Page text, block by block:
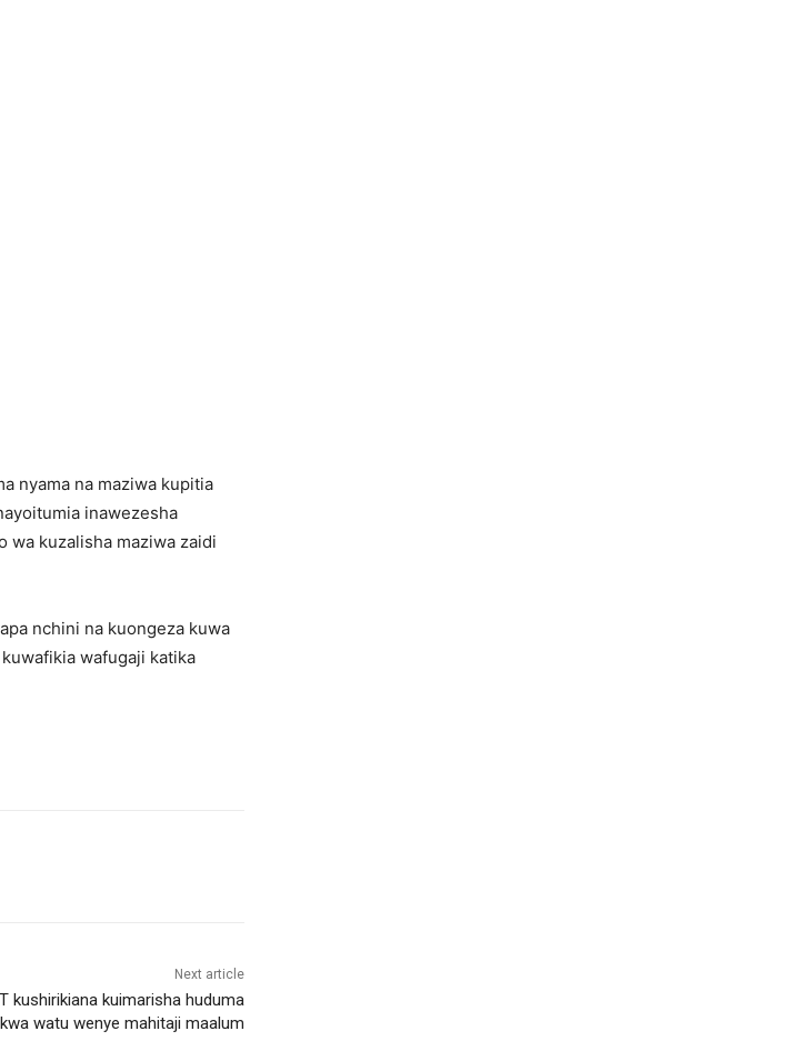
nyama na maziwa kupitia
inawezesha
wa kuzalisha maziwa zaidi
nchini na kuongeza kuwa
wafugaji katika
Next article
kushirikiana kuimarisha huduma
watu wenye mahitaji maalum